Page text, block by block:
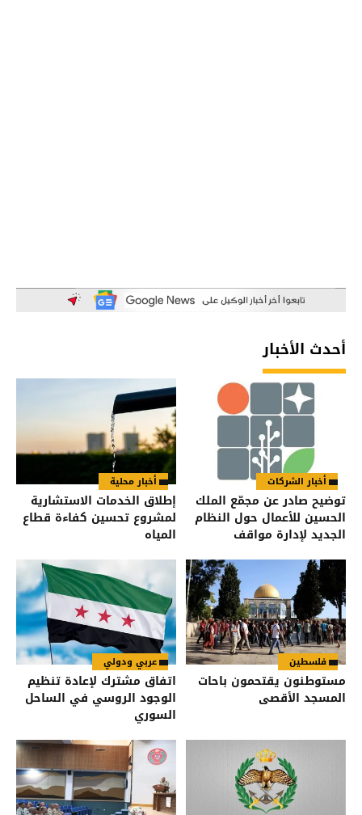
أحدث الأخبار
أخبار الشركات
توضيح صادر عن مجمّع الملك
الحسين للأعمال حول النظام
الجديد لإدارة مواقف
أخبار محلية
إطلاق الخدمات الاستشارية
لمشروع تحسين كفاءة قطاع
المياه
فلسطين
مستوطنون يقتحمون باحات
المسجد الأقصى
عربي ودولي
اتفاق مشترك لإعادة تنظيم
الوجود الروسي في الساحل
السوري